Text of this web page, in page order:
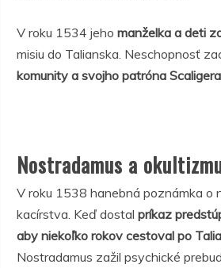
V roku 1534 jeho manželka a deti
misiu do Talianska. Neschopnosť
komunity a svojho patróna Scaligera
Nostradamus a
V roku 1538 hanebná poznámka o
kacírstva. Keď dostal príkaz
aby niekoľko rokov cestoval po
Nostradamus zažil psychické